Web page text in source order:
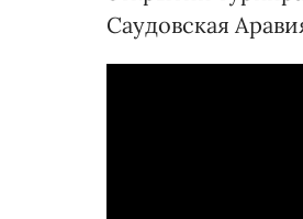
Саудовская